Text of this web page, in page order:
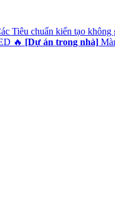
Tiêu chuẩn kiến tạo không
🔥 [Dự án trong nhà]